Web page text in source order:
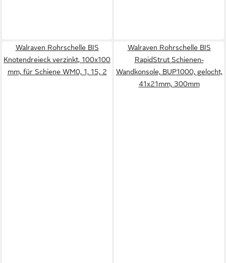
Walraven Rohrschelle BIS
Knotendreieck verzinkt, 100x100
mm, für Schiene WM0, 1, 15, 2
Walraven Rohrschelle BIS
RapidStrut Schienen-
Wandkonsole, BUP1000, gelocht,
41x21mm, 300mm